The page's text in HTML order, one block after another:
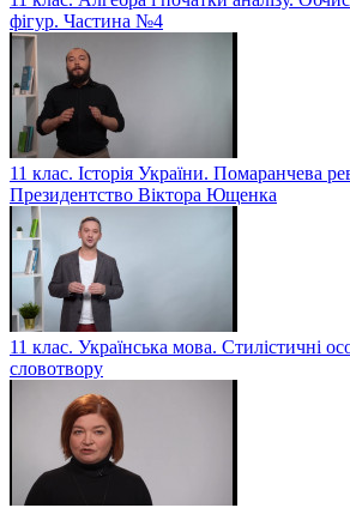
фігур. Частина №4
11 клас. Історія України. Помаранчева
Президентство Віктора Ющенка
11 клас. Українська мова. Стилістичні
словотвору